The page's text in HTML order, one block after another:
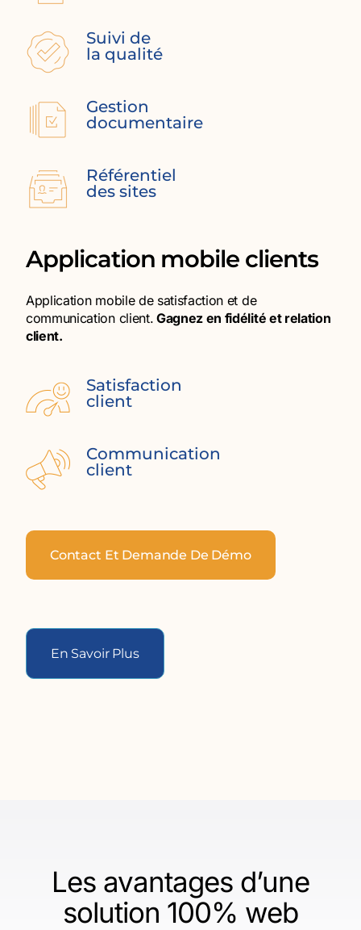
Suivi de
la qualité
Gestion
documentaire
Référentiel
des sites
Application mobile clients
Application mobile de satisfaction et de
communication client. Gagnez en fidélité et relation
client.
Satisfaction
client
Communication
client
Contact Et Demande De Démo
En Savoir Plus
Les avantages d’une
solution 100% web